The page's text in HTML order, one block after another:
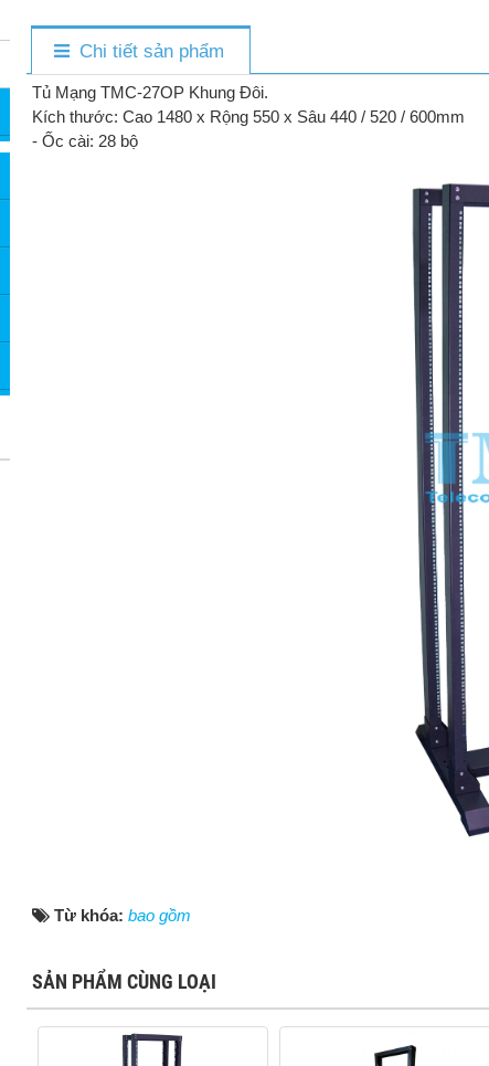
Chi tiết sản phẩm
Tủ Mạng TMC-27OP Khung Đôi.
Kích thước: Cao 1480 x Rộng 550 x Sâu 440 / 520 / 600mm
- Ốc cài: 28 bộ
Từ khóa: bao gồm
SẢN PHẨM CÙNG LOẠI